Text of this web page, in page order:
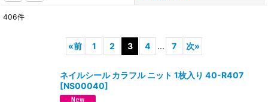
406件
«前 1 2 3 4 ... 7 次»
ネイルシール カラフル ニット 1枚入り 40-R407
[NS00040]